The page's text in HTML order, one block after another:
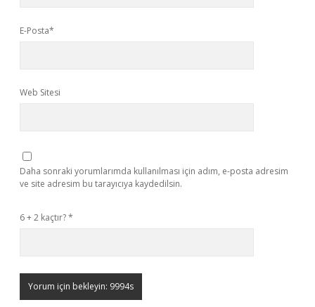
E-Posta*
Web Sitesi
Daha sonraki yorumlarımda kullanılması için adım, e-posta adresim
ve site adresim bu tarayıcıya kaydedilsin.
6 + 2 kaçtır?*